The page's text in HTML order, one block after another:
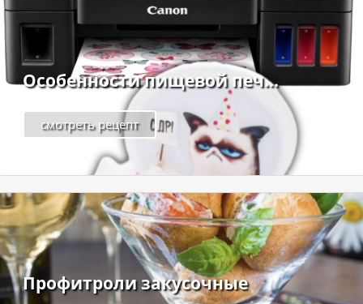
Особенности пищевой печ...
смотреть рецепт
Профитроли закусочные